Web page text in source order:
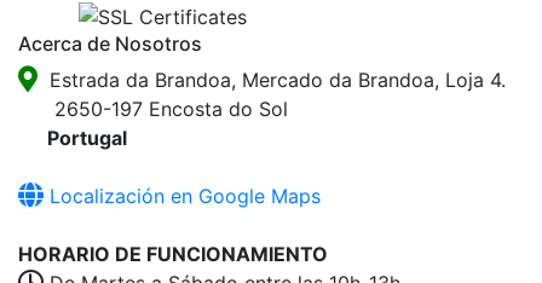
Acerca de Nosotros
Estrada da Brandoa, Mercado da Brandoa, Loja 4.
2650-197 Encosta do Sol
Portugal
Localización en Google Maps
HORARIO DE FUNCIONAMIENTO